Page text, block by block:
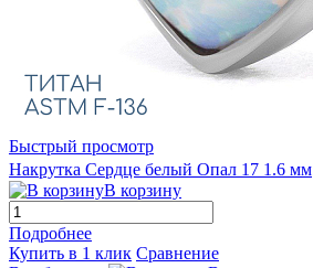
Быстрый просмотр
Накрутка Сердце белый Опал 17 1.6 мм
В корзину
Подробнее
Купить в 1 клик Сравнение